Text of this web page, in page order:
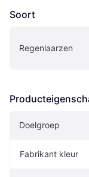
Soort
Regenlaarzen
Doelgroep
Fabrikant kleur